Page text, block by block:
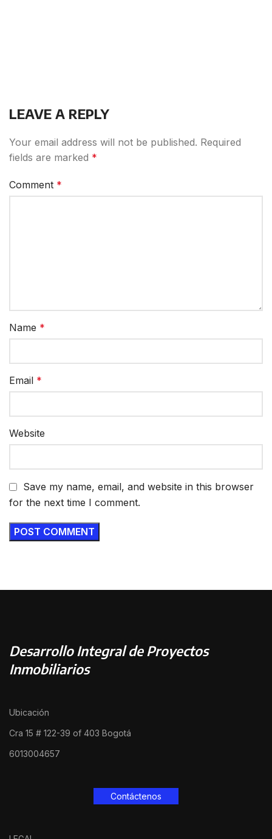
LEAVE A REPLY
Your email address will not be published. Required
fields are marked *
Comment *
Name *
Email *
Website
Save my name, email, and website in this browser
for the next time I comment.
Desarrollo Integral de Proyectos
Inmobiliarios
Ubicación
Cra 15 # 122-39 of 403 Bogotá
6013004657
Contáctenos